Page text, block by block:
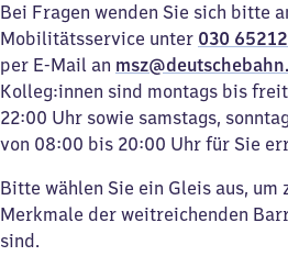
Bei Fragen wenden Sie sich bitte
Mobilitätsservice unter 030
per E-Mail an
Kolleg:innen sind montags bis
22:00 Uhr sowie samstags,
von 08:00 bis 20:00 Uhr für Sie
Bitte wählen Sie ein Gleis aus, um
Merkmale der weitreichenden
sind.